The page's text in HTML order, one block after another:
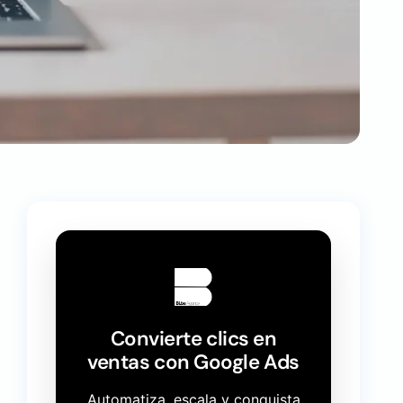
Convierte clics en
ventas con Google Ads
Automatiza, escala y conquista